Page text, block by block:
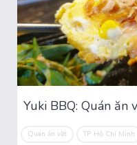
Quán ăn vặt TP. Hồ Chí Minh